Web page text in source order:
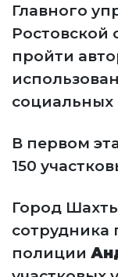
Главного
Ростовской
пройти
социальных
В первом
150
Город
сотрудника
полиции